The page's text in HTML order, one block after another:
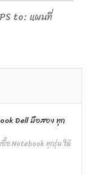
to: แผนที่
Dell มือสอง ทุก
อ Notebook ทุกรุ่น ให้